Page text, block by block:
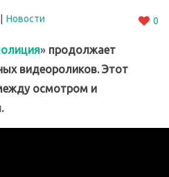
Новости 0
» продолжает
видеороликов. Этот
осмотром и